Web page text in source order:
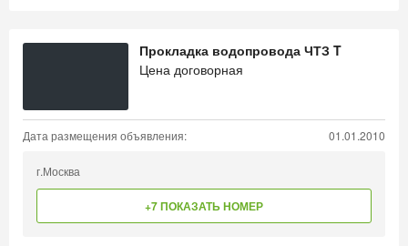
Прокладка водопровода ЧТЗ T
Цена договорная
Дата размещения объявления: 01.01.2010
г.Москва
+7 ПОКАЗАТЬ НОМЕР